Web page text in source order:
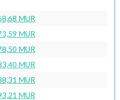
MUR
MUR
MUR
MUR
MUR
MUR